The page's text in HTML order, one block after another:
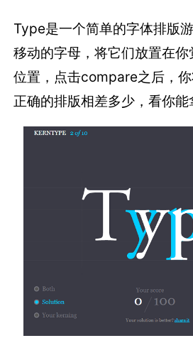
Type是一个简单的字体排版
移动的字母，将它们放置在
位置，点击compare之后，
正确的排版相差多少，看你能